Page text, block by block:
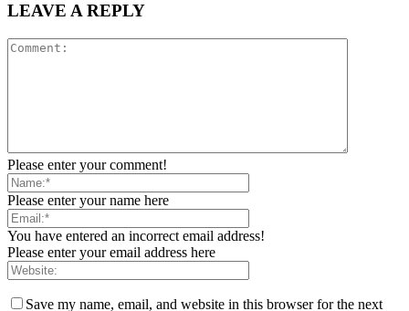
LEAVE A REPLY
Please enter your comment!
Please enter your name here
You have entered an incorrect email address!
Please enter your email address here
Save my name, email, and website in this browser for the next